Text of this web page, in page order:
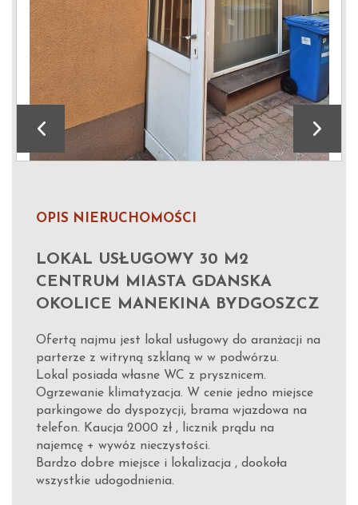
OPIS NIERUCHOMOŚCI
LOKAL USŁUGOWY 30 M2
CENTRUM MIASTA GDANSKA
OKOLICE MANEKINA BYDGOSZCZ
Ofertą najmu jest lokal usługowy do aranżacji na
parterze z witryną szklaną w w podwórzu.
Lokal posiada własne WC z prysznicem.
Ogrzewanie klimatyzacja. W cenie jedno miejsce
parkingowe do dyspozycji, brama wjazdowa na
telefon. Kaucja 2000 zł , licznik prądu na
najemcę + wywóz nieczystości.
Bardzo dobre miejsce i lokalizacja , dookoła
wszystkie udogodnienia.